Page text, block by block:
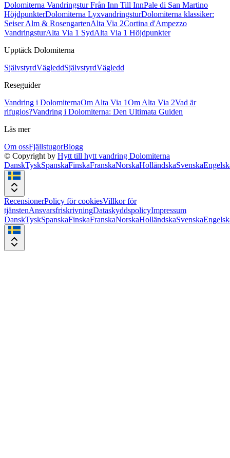
Dolomiterna Vandringstur Från Inn Till InnPale di San Martino
HöjdpunkterDolomiterna LyxvandringsturDolomiterna klassiker:
Seiser Alm & RosengartenAlta Via 2Cortina d'Ampezzo
VandringsturAlta Via 1 SydAlta Via 1 Höjdpunkter
Upptäck Dolomiterna
SjälvstyrdVägleddSjälvstyrdVägledd
Reseguider
Vandring i DolomiternaOm Alta Via 1Om Alta Via 2Vad är
rifugios?Vandring i Dolomiterna: Den Ultimata Guiden
Läs mer
Om ossFjällstugorBlogg
© Copyright by Hytt till hytt vandring Dolomiterna
DanskTyskSpanskaFinskaFranskaNorskaHolländskaSvenska
RecensionerPolicy för cookiesVillkor för
tjänstenAnsvarsfriskrivningDataskyddspolicyImpressum
DanskTyskSpanskaFinskaFranskaNorskaHolländskaSvenska